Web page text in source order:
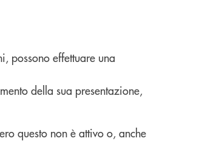
possono effettuare una
della sua presentazione,
questo non è attivo o, anche